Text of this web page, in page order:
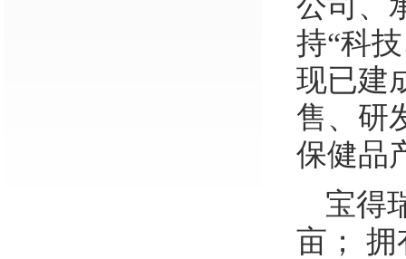
持“科
现已建
售、研
保健品
宝得
亩； 拥